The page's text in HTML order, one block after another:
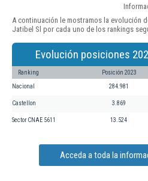
A continuación le mostramos la evolución
Jatibel Sl por cada uno de los rankings
Evolución posiciones
Ranking Posición 2023
Nacional 284.981
Castellon 3.869
Sector CNAE 5611 13.524
Acceda a toda la